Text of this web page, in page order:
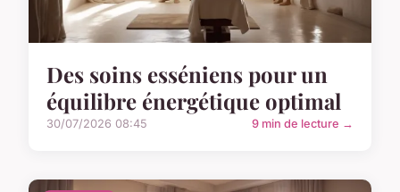
Des soins esséniens pour un
équilibre énergétique optimal
30/07/2026 08:45 9 min de lecture →